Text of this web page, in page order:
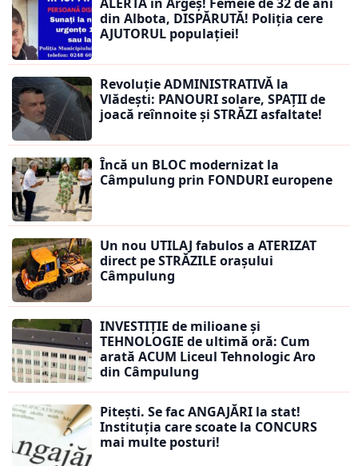
din Albota, DISPĂRUTĂ! Poliția cere
AJUTORUL populației!
Revoluție ADMINISTRATIVĂ la
Vlădești: PANOURI solare, SPAȚII de
joacă reînnoite și STRĂZI asfaltate!
Încă un BLOC modernizat la
Câmpulung prin FONDURI europene
Un nou UTILAJ fabulos a ATERIZAT
direct pe STRĂZILE orașului
Câmpulung
INVESTIȚIE de milioane și
TEHNOLOGIE de ultimă oră: Cum
arată ACUM Liceul Tehnologic Aro
din Câmpulung
Pitești. Se fac ANGAJĂRI la stat!
Instituția care scoate la CONCURS
mai multe posturi!